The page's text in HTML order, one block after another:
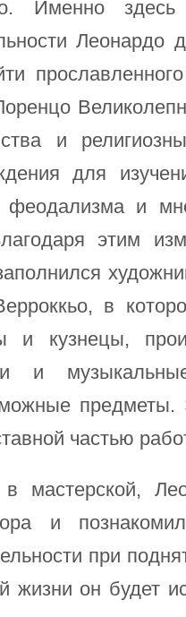
Именно
и
для
и
этим
в
и кузнецы,
и
частью
мастерской,
и
при
жизни он будет